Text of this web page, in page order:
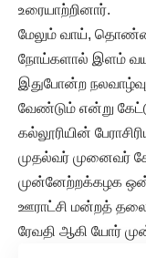
உரையாற்றினார்.
மேலும் வாய்,
நோய்களால் இளம்
இதுபோன்ற நலவாழ்வு
வேண்டும் என்று
கல்லூரியின்
முதல்வர் முனைவர்
முன்னேற்றக்கழக
ஊராட்சி மன்றத்
ரேவதி ஆகி யோர்